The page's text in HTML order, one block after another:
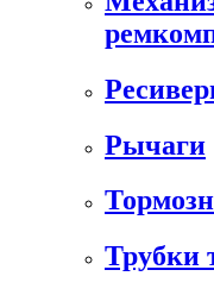
Рычаги
Трубки